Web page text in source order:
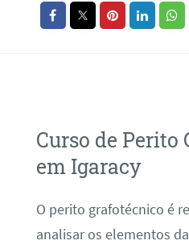
Curso de Perito
em Igaracy
O perito grafotécnico é
analisar os elementos